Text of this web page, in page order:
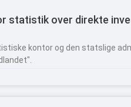
statistik over direkte
kontor og den statslige